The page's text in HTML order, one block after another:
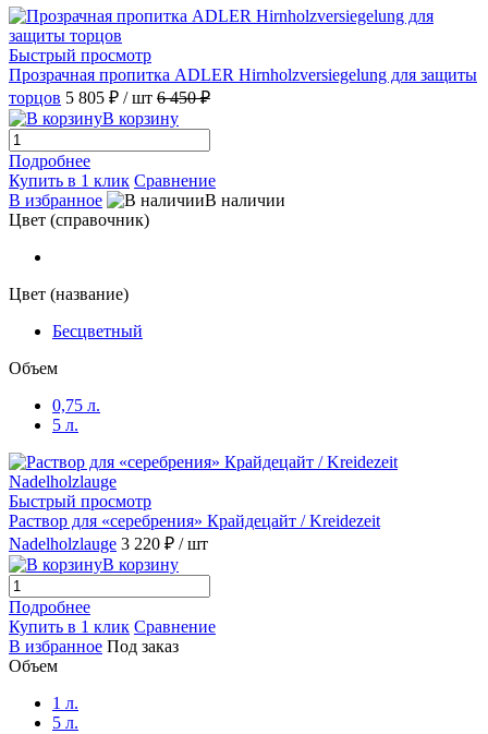
Быстрый просмотр
Прозрачная пропитка ADLER Hirnholzversiegelung для защиты
торцов 5 805 ₽ / шт 6 450 ₽
В корзину
Подробнее
Купить в 1 клик Сравнение
В избранное
В наличии
Цвет (справочник)
Цвет (название)
Бесцветный
Объем
0,75 л.
5 л.
Быстрый просмотр
Раствор для «серебрения» Крайдецайт / Kreidezeit
Nadelholzlauge 3 220 ₽ / шт
В корзину
Подробнее
Купить в 1 клик Сравнение
В избранное Под заказ
Объем
1 л.
5 л.